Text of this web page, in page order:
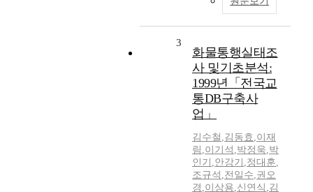
3
화물통행실태조
사 및기초분석:
1999년「전국교
통DB구축사
업」
김수철 ,김동효 ,이재
림 ,이기석 ,박정욱,박
인기 ,안강기 ,정대훈,
조규석 ,전일수,권오
경 ,이상용,신연식 ,김